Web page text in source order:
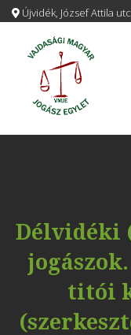
Újvidék, József Attila
Délvidéki
titói